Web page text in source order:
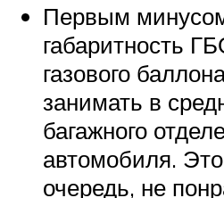
Первым
габаритность
газового
занимать в
багажного
автомобиля.
очередь, не